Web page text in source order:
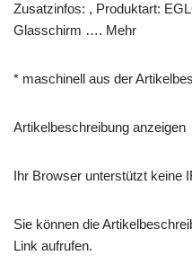
Zusatzinfos: , Produktart:
Glasschirm …. Mehr
* maschinell aus der
Artikelbeschreibung anzeigen
Ihr Browser unterstützt keine
Sie können die
Link aufrufen.